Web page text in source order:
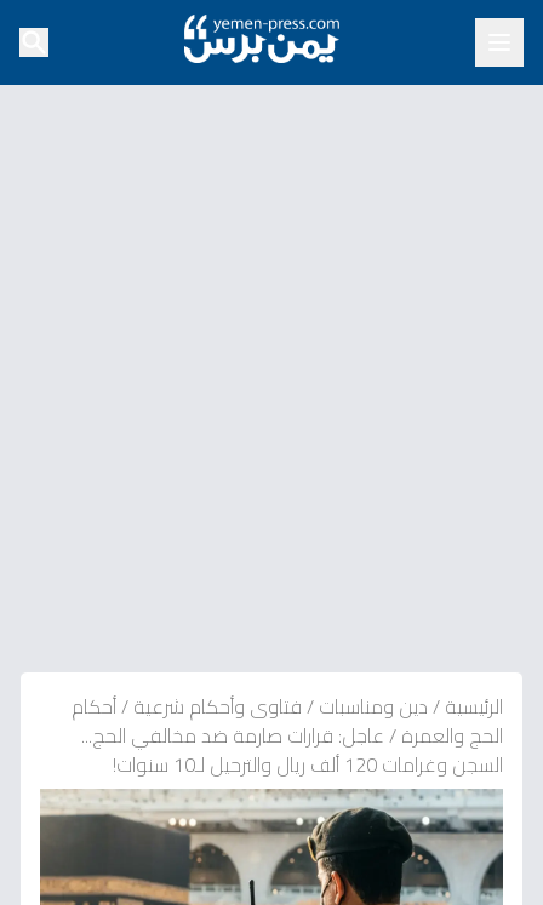
الرئيسية/دين ومناسبات/فتاوى وأحكام شرعية/أحكام
الحج والعمرة/عاجل: قرارات صارمة ضد مخالفي الحج...
السجن وغرامات 120 ألف ريال والترحيل لـ10 سنوات!